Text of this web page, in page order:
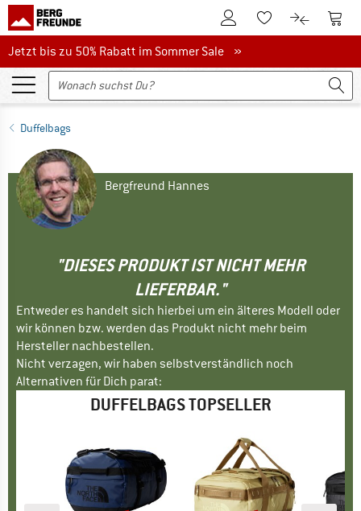
Zum KundenkontoZum Merkzettel.
Zum Zum
Jetzt bis zu 50% Rabatt im Sommer Sale
Jetzt bis zu 50% Rabatt im Sommer Sale »
Duffelbags
Bergfreund Hannes
"DIESES PRODUKT IST NICHT MEHR
LIEFERBAR."
Entweder es handelt sich hierbei um ein älteres Modell oder
wir können bzw. werden das Produkt nicht mehr beim
Hersteller nachbestellen.
Nicht verzagen, wir haben selbstverständlich noch
Alternativen für Dich parat:
DUFFELBAGS TOPSELLER